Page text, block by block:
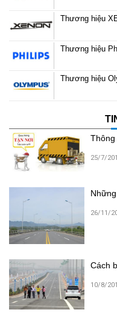
Thương hiệu
Thương hiệu
Thương hiệu
Thông
25/7/
26/11/
Cách
10/8/